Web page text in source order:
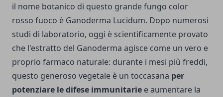
il nome botanico di questo grande fungo color
rosso fuoco è Ganoderma Lucidum. Dopo numerosi
studi di laboratorio, oggi è scientificamente provato
che l'estratto del Ganoderma agisce come un vero e
proprio farmaco naturale: durante i mesi più freddi,
questo generoso vegetale è un toccasana per
potenziare le difese immunitarie e aumentare la